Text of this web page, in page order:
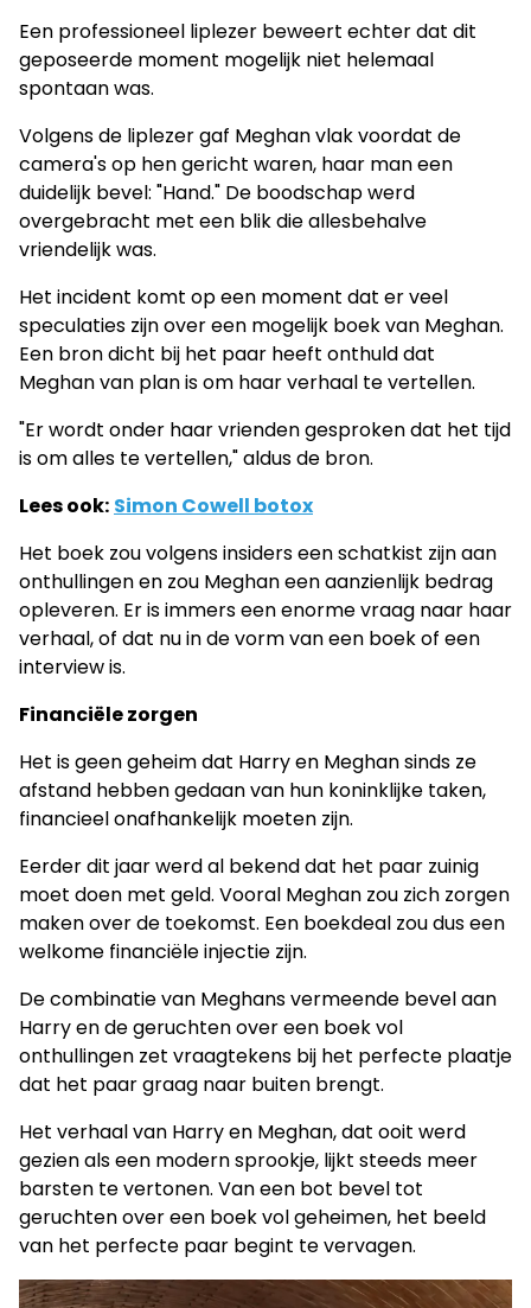
Een professioneel liplezer beweert echter dat dit
geposeerde moment mogelijk niet helemaal
spontaan was.
Volgens de liplezer gaf Meghan vlak voordat de
camera's op hen gericht waren, haar man een
duidelijk bevel: "Hand." De boodschap werd
overgebracht met een blik die allesbehalve
vriendelijk was.
Het incident komt op een moment dat er veel
speculaties zijn over een mogelijk boek van Meghan.
Een bron dicht bij het paar heeft onthuld dat
Meghan van plan is om haar verhaal te vertellen.
"Er wordt onder haar vrienden gesproken dat het tijd
is om alles te vertellen," aldus de bron.
Lees ook: Simon Cowell botox
Het boek zou volgens insiders een schatkist zijn aan
onthullingen en zou Meghan een aanzienlijk bedrag
opleveren. Er is immers een enorme vraag naar haar
verhaal, of dat nu in de vorm van een boek of een
interview is.
Financiële zorgen
Het is geen geheim dat Harry en Meghan sinds ze
afstand hebben gedaan van hun koninklijke taken,
financieel onafhankelijk moeten zijn.
Eerder dit jaar werd al bekend dat het paar zuinig
moet doen met geld. Vooral Meghan zou zich zorgen
maken over de toekomst. Een boekdeal zou dus een
welkome financiële injectie zijn.
De combinatie van Meghans vermeende bevel aan
Harry en de geruchten over een boek vol
onthullingen zet vraagtekens bij het perfecte plaatje
dat het paar graag naar buiten brengt.
Het verhaal van Harry en Meghan, dat ooit werd
gezien als een modern sprookje, lijkt steeds meer
barsten te vertonen. Van een bot bevel tot
geruchten over een boek vol geheimen, het beeld
van het perfecte paar begint te vervagen.